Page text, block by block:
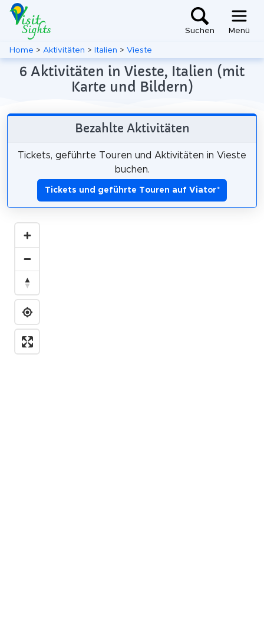
Suchen Menü
Home > Aktivitäten > Italien > Vieste
6 Aktivitäten in Vieste, Italien (mit
Karte und Bildern)
Bezahlte Aktivitäten
Tickets, geführte Touren und Aktivitäten in Vieste
buchen.
Tickets und geführte Touren auf Viator*